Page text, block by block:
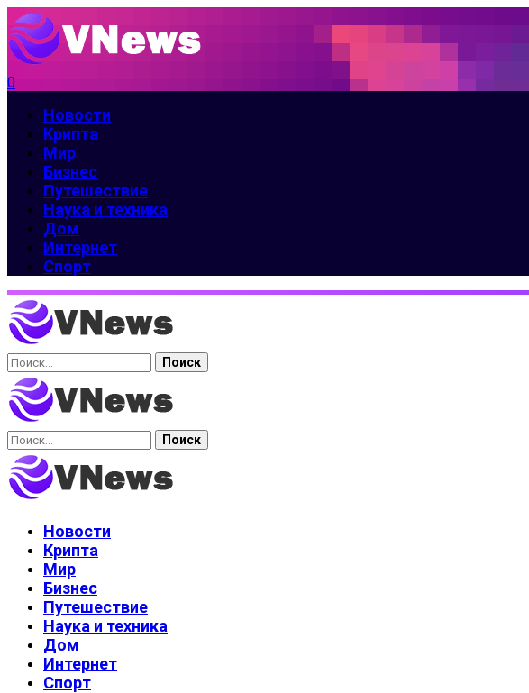
0
Новости
Крипта
Мир
Бизнес
Путешествие
Наука и техника
Дом
Интернет
Спорт
Найти:
Найти:
Новости
Крипта
Мир
Бизнес
Путешествие
Наука и техника
Дом
Интернет
Спорт